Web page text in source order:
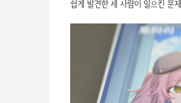
쉽게 발견한 세 사람이 일으킨 문